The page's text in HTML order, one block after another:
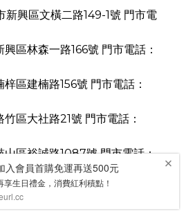
新興區文橫二路149-1號 門市電
興區林森一路166號 門市電話：
梓區建楠路156號 門市電話：
竹區大社路21號 門市電話：
山區裕誠路1087號門市電話：
山區延平一路617號門市電話：